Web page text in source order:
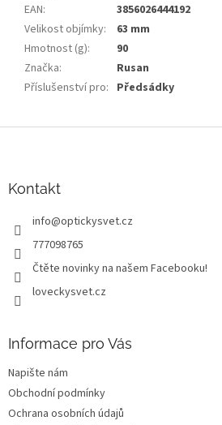
EAN:
3856026444192
Velikost objímky:
63 mm
Hmotnost (g):
90
Značka:
Rusan
Příslušenství pro: Předsádky
Kontakt
info@optickysvet.cz
777098765
Čtěte novinky na našem Facebooku!
loveckysvet.cz
Informace pro Vás
Napište nám
Obchodní podmínky
Ochrana osobních údajů